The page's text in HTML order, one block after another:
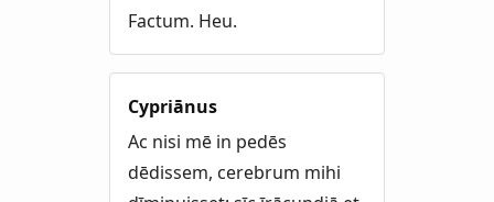
Factum. Heu.
Cypriānus
Ac nisi mē in pedēs
dēdissem, cerebrum mihi